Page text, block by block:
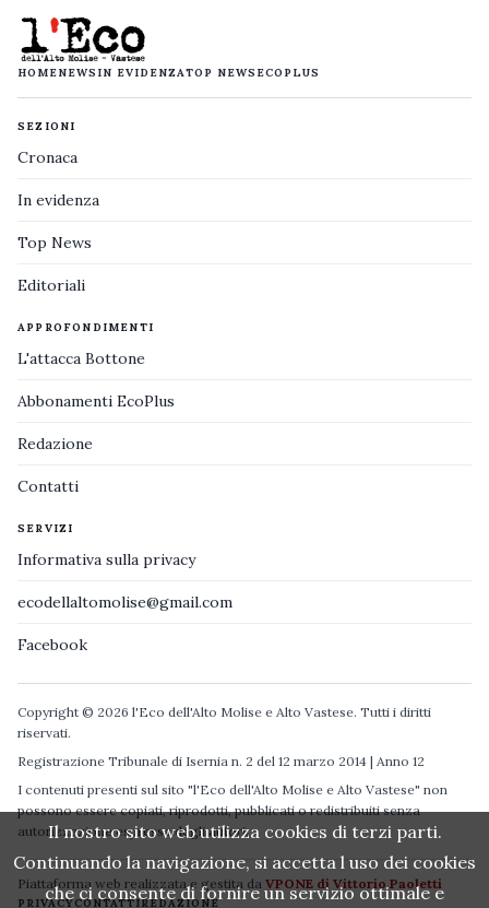
HOMENEWS IN EVIDENZATOP NEWS ECOPLUS
SEZIONI
Cronaca
In evidenza
Top News
Editoriali
APPROFONDIMENTI
L'attacca Bottone
Abbonamenti EcoPlus
Redazione
Contatti
SERVIZI
Informativa sulla privacy
ecodellaltomolise@gmail.com
Facebook
Copyright © 2026 l'Eco dell'Alto Molise e Alto Vastese. Tutti i diritti
riservati.
Registrazione Tribunale di Isernia n. 2 del 12 marzo 2014 | Anno 12
I contenuti presenti sul sito "l'Eco dell'Alto Molise e Alto Vastese" non
possono essere copiati, riprodotti, pubblicati o redistribuiti senza
autorizzazione espressa degli autori.
Piattaforma web realizzata e gestita da VPONE di Vittorio Paoletti
PRIVACYCONTATTIREDAZIONE
Il nostro sito web utilizza cookies di terzi parti.
Continuando la navigazione, si accetta l uso dei cookies
che ci consente di fornire un servizio ottimale e